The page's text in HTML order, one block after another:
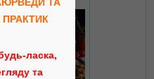
ТА
ласка,
та